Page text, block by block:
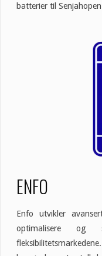
batterier til
ENFO
Enfo utvikler
optimalisere og